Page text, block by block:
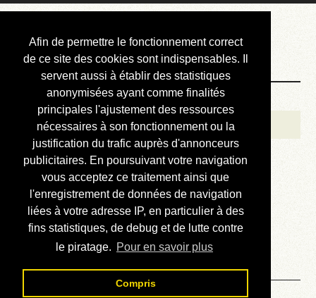
Afin de permettre le fonctionnement correct
de ce site des cookies sont indispensables. Il
servent aussi à établir des statistiques
anonymisées ayant comme finalités
principales l'ajustement des ressources
nécessaires à son fonctionnement ou la
justification du trafic auprès d'annonceurs
publicitaires. En poursuivant votre navigation
vous acceptez ce traitement ainsi que
l'enregistrement de données de navigation
liées à votre adresse IP, en particulier à des
fins statistiques, de debug et de lutte contre
le piratage. Pour en savoir plus
Compris
Courbis, « LE »
Blog Officiel
Bienvenue
Réalisations
Divers (et d’été)
Annonces
Liens externes
Téléchargement
Contact